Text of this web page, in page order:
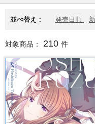
並べ替え： 発売日順
対象商品： 210 件